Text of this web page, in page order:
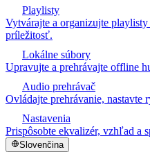
Playlisty
Vytvárajte a organizujte
príležitosť.
Lokálne súbory
Upravujte a prehrávajte offline
Audio prehrávač
Ovládajte prehrávanie, nastavte
Nastavenia
Prispôsobte ekvalizér, vzhľad a
Slovenčina